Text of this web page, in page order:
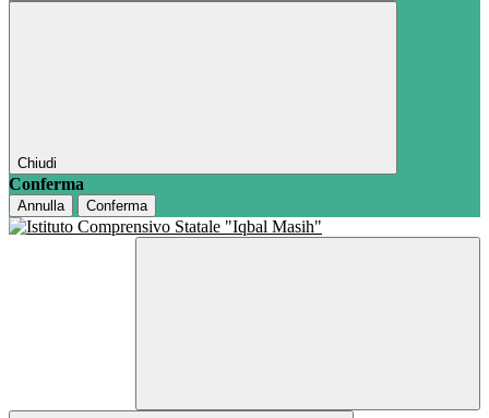
Chiudi
Conferma
Annulla Conferma